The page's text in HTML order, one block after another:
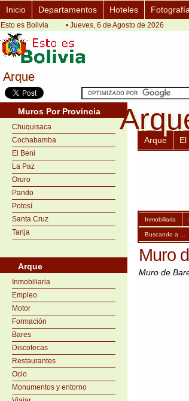
Arque
Arque
Inicio Departamentos Hoteles
Esto es Bolivia • Jueves, 6 de Agosto de 2026
Muros Por Provincia
Chuquisaca
Cochabamba
El Beni
La Paz
Oruro
Pando
Potosí
Santa Cruz
Tarija
Arque
Inmobiliaria
Empleo
Motor
Formación
Bares
Discotecas
Restaurantes
Ocio
Monumentos y entorno
Arque El
Inmobiliaria
Buscando a ...
Muro
Muro de